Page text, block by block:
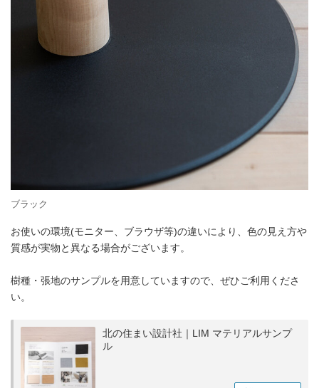
ブラック
お使いの環境(モニター、ブラウザ等)の違いにより、色の見え方や
質感が実物と異なる場合がございます。
樹種・張地のサンプルを用意していますので、ぜひご利用くださ
い。
北の住まい設計社｜LIM マテリアルサンプ
ル